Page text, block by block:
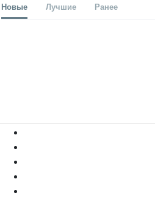
Новые Лучшие Ранее